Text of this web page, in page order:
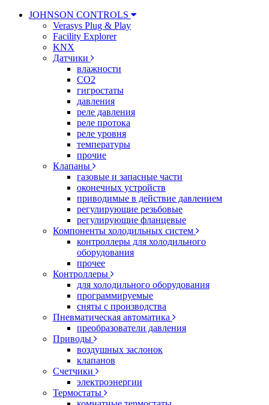
JOHNSON CONTROLS
Verasys Plug & Play
Facility Explorer
KNX
Датчики
влажности
CO2
гигростаты
давления
реле давления
реле протока
реле уровня
температуры
прочие
Клапаны
газовые и запасные части
оконечных устройств
приводимые в действие давлением
регулирующие резьбовые
регулирующие фланцевые
Компоненты холодильных систем
контроллеры для холодильного
оборудования
прочее
Контроллеры
для холодильного оборудования
программируемые
сняты с производства
Пневматическая автоматика
преобразователи давления
Приводы
воздушных заслонок
клапанов
Счетчики
электроэнергии
Термостаты